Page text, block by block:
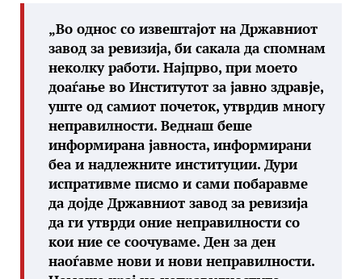
„Во однос со извештајот на Државниот
завод за ревизија, би сакала да спомнам
неколку работи. Најпрво, при моето
доаѓање во Институтот за јавно здравје,
уште од самиот почеток, утврдив многу
неправилности. Веднаш беше
информирана јавноста, информирани
беа и надлежните институции. Дури
испративме писмо и сами побаравме
да дојде Државниот завод за ревизија
да ги утврди оние неправилности со
кои ние се соочуваме. Ден за ден
наоѓавме нови и нови неправилности.